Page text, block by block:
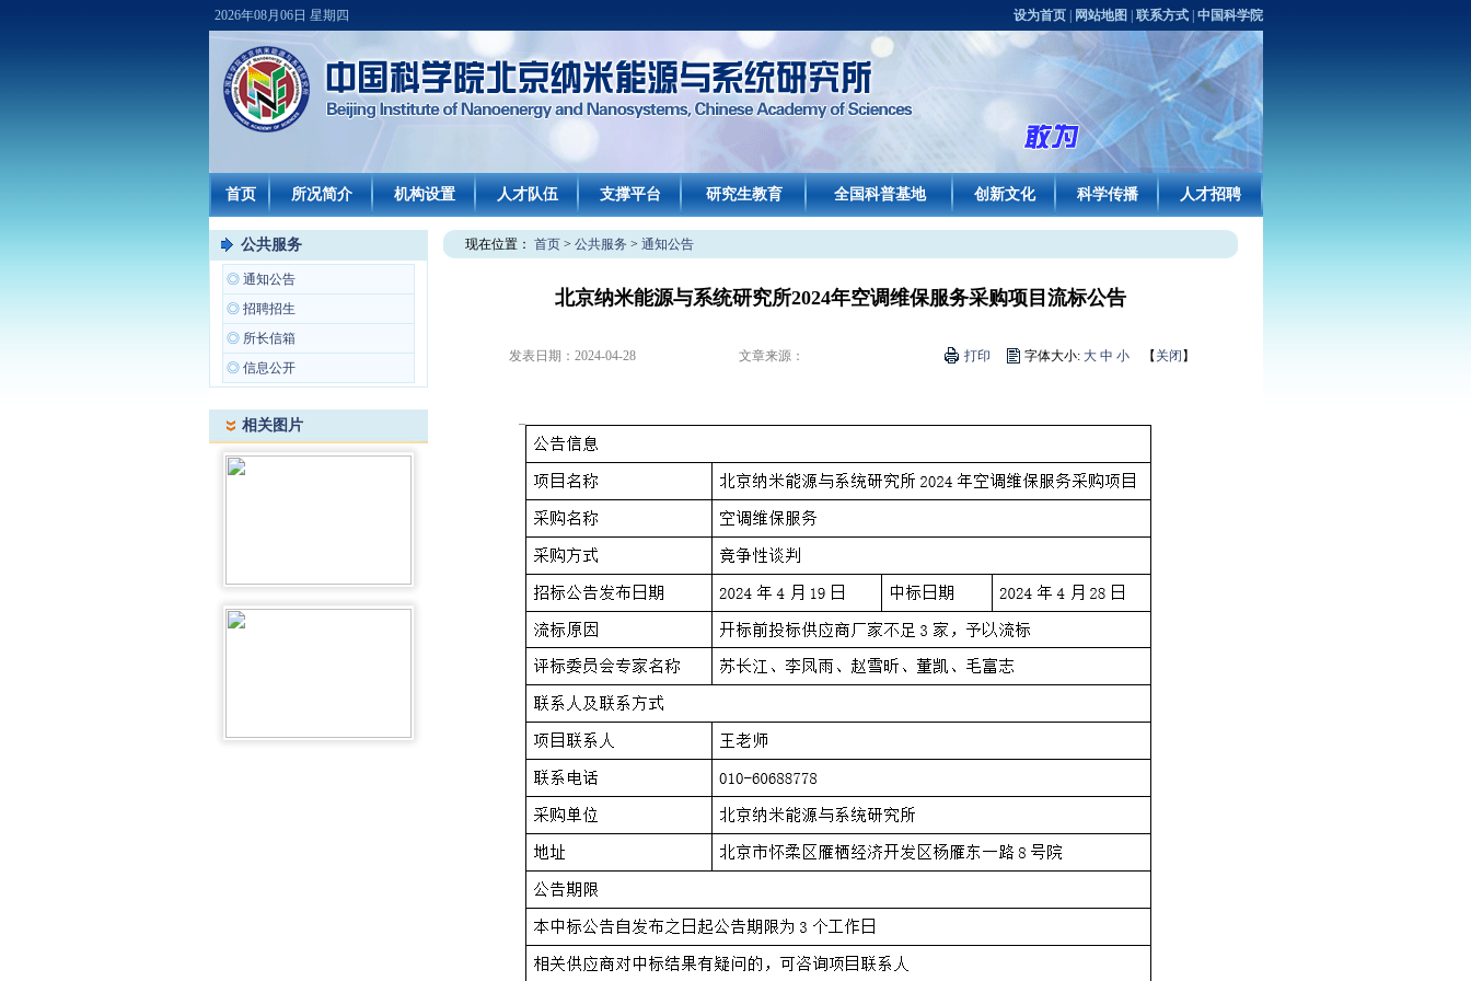
2026年08月06日 星期四 设为首页| 网站地图 联系方式| 中国科学院
首页 所况简介 机构设置 人才队伍 支撑平台 研究生教育 全国科普基地 创新文化 科学传播 人才招聘
公共服务
◎ 通知公告
◎ 招聘招生
◎ 所长信箱
◎ 信息公开
相关图片
现在位置： 首页> 公共服务 > 通知公告
北京纳米能源与系统研究所2024年空调维保服务采购项目流标公告
发表日期： 2024-04-28 文章来源： 打印 字体大小: 大 中 小 【 关闭 】